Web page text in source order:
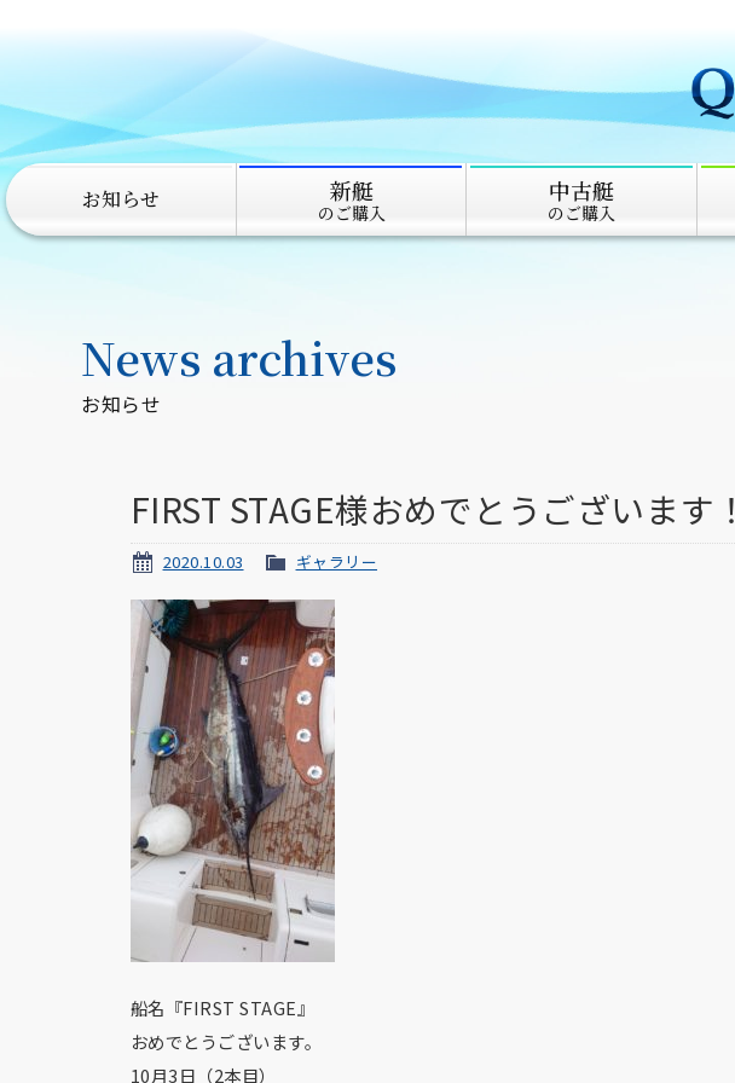
お知らせ 新艇
のご購入
中古艇
のご購入
お知らせ
News archives
FIRST STAGE様おめでとうございます！
2020.10.03 ギャラリー
船名『FIRST STAGE』
おめでとうございます。
10月3日（2本目）